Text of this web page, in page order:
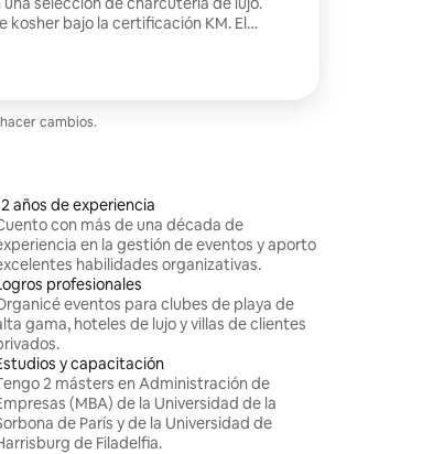
bajo la certificación KM. El
de 3 productos de charcutería
salami y chorizo. También
pepinos y zanahorias, aceitunas y
cambios.
años de experiencia
con más de una década de
en la gestión de eventos y aporto
habilidades organizativas.
profesionales
eventos para clubes de playa de
gama, hoteles de lujo y villas de clientes
y capacitación
2 másters en Administración de
(MBA) de la Universidad de la
de París y de la Universidad de
de Filadelfia.